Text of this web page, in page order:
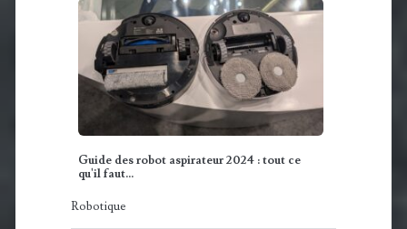
Guide des robot aspirateur 2024 : tout ce
qu'il faut…
Robotique